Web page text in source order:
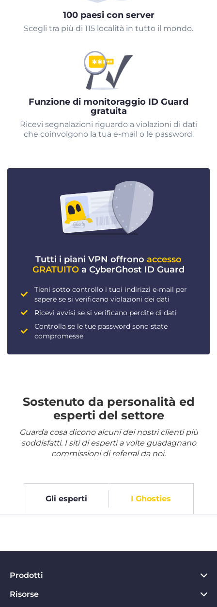
100 paesi con server
Scegli tra più di 115 località in tutto il mondo.
Funzione di monitoraggio ID Guard
gratuita
Ricevi segnalazioni riguardo a violazioni di dati
che coinvolgono la tua e-mail o le password.
Tutti i piani VPN offrono accesso
GRATUITO a CyberGhost ID Guard
Tieni sotto controllo i tuoi indirizzi e-mail per
sapere se si verificano violazioni dei dati
Ricevi avvisi se si verificano perdite di dati
Controlla se le tue password sono state
compromesse
Sostenuto da personalità ed
esperti del settore
Guarda cosa dicono alcuni dei nostri clienti più
soddisfatti. I siti di esperti a volte guadagnano
commissioni di referral da noi.
Gli esperti I Ghosties
Prodotti
VPN per PC
Risorse